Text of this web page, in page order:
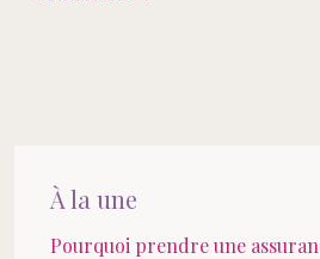
À la une
Pourquoi prendre une